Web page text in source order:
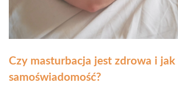
Czy masturbacja jest zdrowa i jak
samoświadomość?